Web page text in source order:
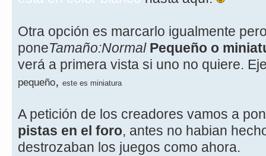
Otra opción es marcarlo igualmente
poneTamaño:Normal Pequeño o
verá a primera vista si uno no quiere.
pequeño, este es miniatura
A petición de los creadores vamos a
pistas en el foro, antes no habian
destrozaban los juegos como ahora.